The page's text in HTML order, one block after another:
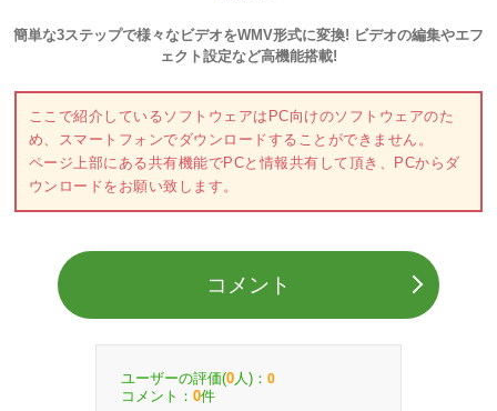
簡単な3ステップで様々なビデオをWMV形式に変換! ビデオの編集やエフ
ェクト設定など高機能搭載!
ここで紹介しているソフトウェアはPC向けのソフトウェアのた
め、スマートフォンでダウンロードすることができません。
ページ上部にある共有機能でPCと情報共有して頂き、PCからダ
ウンロードをお願い致します。
コメント
ユーザーの評価(0 人)： 0
コメント： 0件